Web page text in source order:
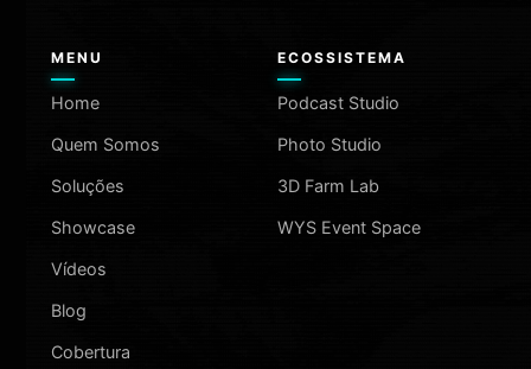
MENU
Home
Quem Somos
Soluções
Showcase
Vídeos
Blog
Cobertura
ECOSSISTEMA
Podcast Studio
Photo Studio
3D Farm Lab
WYS Event Space